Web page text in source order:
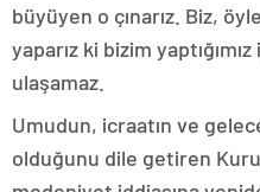
büyüyen o çınarız. Biz,
yaparız ki bizim
ulaşamaz.
Umudun, icraatın ve
olduğunu dile getiren